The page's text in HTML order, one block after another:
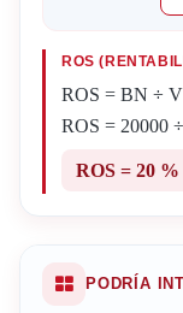
ROS
ROS = BN ÷ V
ROS = 20000
ROS = 20 %
PODRÍA